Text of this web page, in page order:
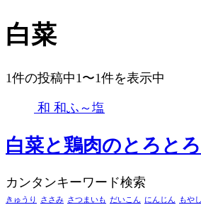
白菜
1件の投稿中1〜1件を表示中
和 和ふ～塩
白菜と鶏肉のとろと
カンタンキーワード検索
きゅうり ささみ さつまいも だいこん にんじん もやし